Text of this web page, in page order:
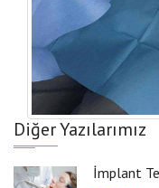
Diğer Yazılarımız
İmplant